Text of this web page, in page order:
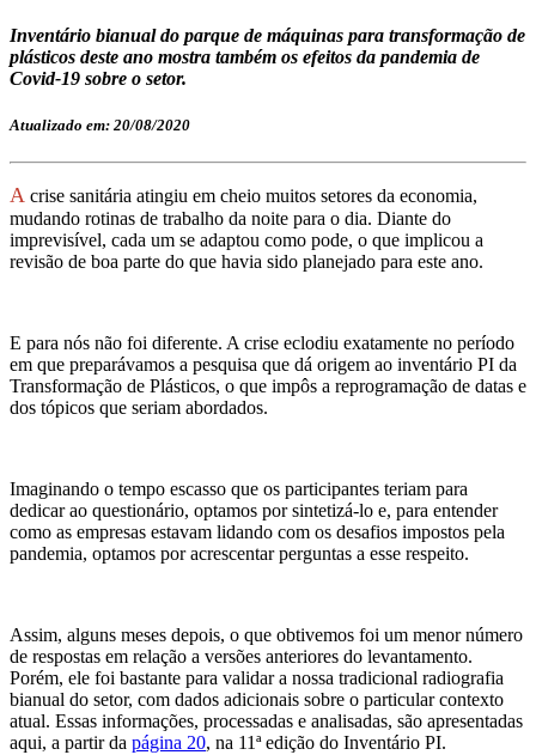
Inventário bianual do parque de máquinas para transformação de
plásticos deste ano mostra também os efeitos da pandemia de
Covid-19 sobre o setor.
Atualizado em: 20/08/2020
A crise sanitária atingiu em cheio muitos setores da economia,
mudando rotinas de trabalho da noite para o dia. Diante do
imprevisível, cada um se adaptou como pode, o que implicou a
revisão de boa parte do que havia sido planejado para este ano.
E para nós não foi diferente. A crise eclodiu exatamente no período
em que preparávamos a pesquisa que dá origem ao inventário PI da
Transformação de Plásticos, o que impôs a reprogramação de datas e
dos tópicos que seriam abordados.
Imaginando o tempo escasso que os participantes teriam para
dedicar ao questionário, optamos por sintetizá-lo e, para entender
como as empresas estavam lidando com os desafios impostos pela
pandemia, optamos por acrescentar perguntas a esse respeito.
Assim, alguns meses depois, o que obtivemos foi um menor número
de respostas em relação a versões anteriores do levantamento.
Porém, ele foi bastante para validar a nossa tradicional radiografia
bianual do setor, com dados adicionais sobre o particular contexto
atual. Essas informações, processadas e analisadas, são apresentadas
aqui, a partir da página 20, na 11ª edição do Inventário PI.